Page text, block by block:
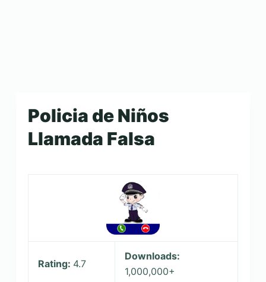
Policia de Niños
Llamada Falsa
Rating: 4.7
Downloads:
1,000,000+